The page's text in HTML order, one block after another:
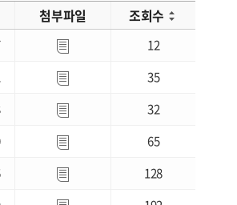
첨부파일 조회수
12
35
32
65
128